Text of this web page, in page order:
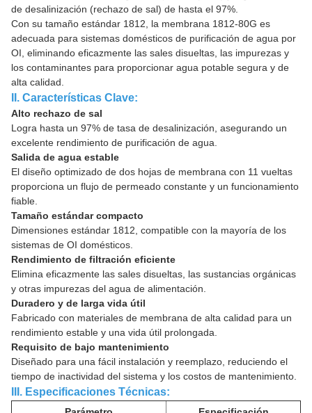
de desalinización (rechazo de sal) de hasta el 97%.
Con su tamaño estándar 1812, la membrana 1812-80G es
adecuada para sistemas domésticos de purificación de agua por
OI, eliminando eficazmente las sales disueltas, las impurezas y
los contaminantes para proporcionar agua potable segura y de
alta calidad.
II. Características Clave:
Alto rechazo de sal
Logra hasta un 97% de tasa de desalinización, asegurando un
excelente rendimiento de purificación de agua.
Salida de agua estable
El diseño optimizado de dos hojas de membrana con 11 vueltas
proporciona un flujo de permeado constante y un funcionamiento
fiable.
Tamaño estándar compacto
Dimensiones estándar 1812, compatible con la mayoría de los
sistemas de OI domésticos.
Rendimiento de filtración eficiente
Elimina eficazmente las sales disueltas, las sustancias orgánicas
y otras impurezas del agua de alimentación.
Duradero y de larga vida útil
Fabricado con materiales de membrana de alta calidad para un
rendimiento estable y una vida útil prolongada.
Requisito de bajo mantenimiento
Diseñado para una fácil instalación y reemplazo, reduciendo el
tiempo de inactividad del sistema y los costos de mantenimiento.
III. Especificaciones Técnicas: